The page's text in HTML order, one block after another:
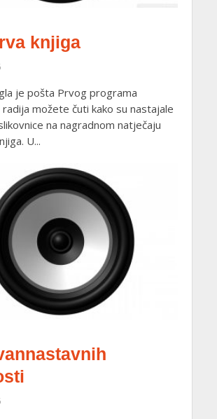
knjiga
je pošta Prvog programa
možete čuti kako su nastajale
na nagradnom natječaju
U...